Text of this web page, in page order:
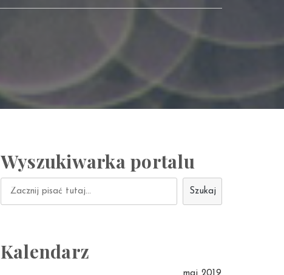
Wyszukiwarka portalu
Szukaj
Kalendarz